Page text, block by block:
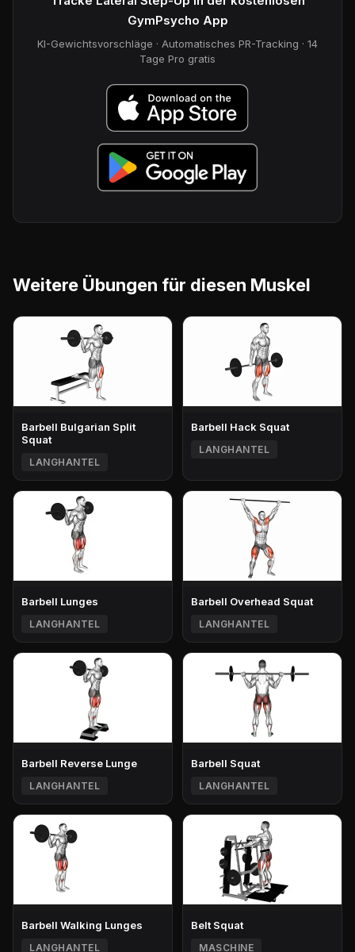
GymPsycho App
KI-Gewichtsvorschläge · Automatisches PR-Tracking · 14
Tage Pro gratis
Weitere Übungen für diesen Muskel
Barbell Bulgarian Split
Squat
LANGHANTEL
Barbell Hack Squat
LANGHANTEL
Barbell Lunges
LANGHANTEL
Barbell Overhead Squat
LANGHANTEL
Barbell Reverse Lunge
LANGHANTEL
Barbell Squat
LANGHANTEL
Barbell Walking Lunges
LANGHANTEL
Belt Squat
MASCHINE